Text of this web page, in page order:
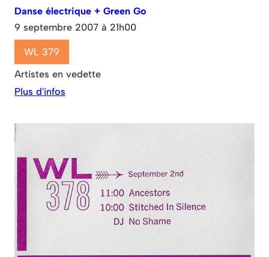
Danse électrique + Green Go
9 septembre 2007 à 21h00
WL 379
Artistes en vedette
Plus d'infos